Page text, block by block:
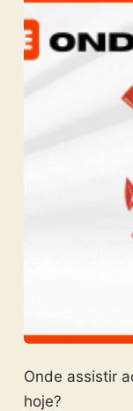
Onde assistir
hoje?